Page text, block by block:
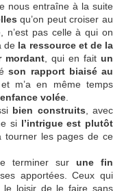
nous entraîne à la suite
qu’on peut croiser au
n’est pas celle à qui on
de la ressource et de la
mordant , qui en fait un
son rapport biaisé au
m’a en même temps
enfance volée
bien construits , avec
si l’intrigue est plutôt
les pages de ce
terminer sur une fin
apportées. Ceux qui
le loisir de le faire sans